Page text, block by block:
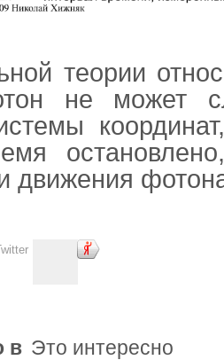
теории
не может
движения
в Это интересно